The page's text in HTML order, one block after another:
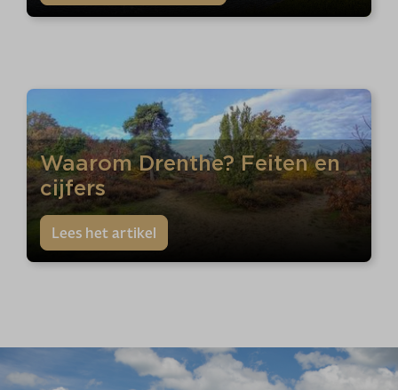
Waarom Drenthe? Feiten en
cijfers
Lees het artikel